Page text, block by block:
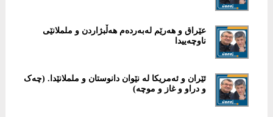
عێراق و هەرێم لەبەردەم هەڵبژاردن و ململانێی
ناوچەییدا
ئێران و ئەمریکا لە نێوان دانوستان و ململانێدا. (چەک
و دراو و غاز و موچە)